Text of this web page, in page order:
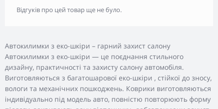
Автокилимки з еко-шкіри – гарний захист салону
Автокилимки з еко-шкіри — це поєднання стильного
дизайну, практичності та захисту салону автомобіля.
Виготовляються з багатошарової еко-шкіри , стійкої до зносу,
вологи та механічних пошкоджень. Коврики виготовляються
індивідуально під модель авто, повністю повторюють форму
Відгуків про цей товар ще не було.